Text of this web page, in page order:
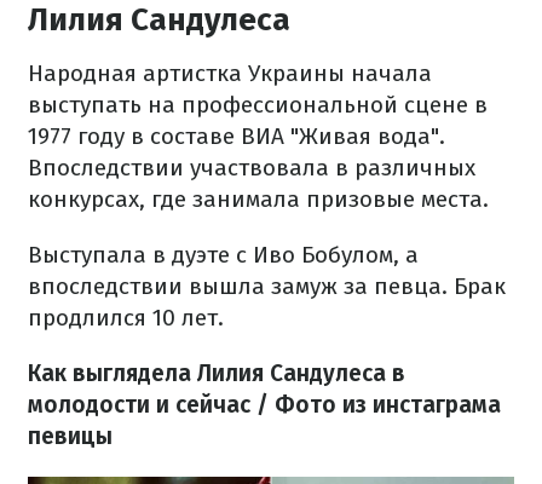
Лилия Сандулеса
Народная артистка Украины начала
выступать на профессиональной сцене в
1977 году в составе ВИА "Живая вода".
Впоследствии участвовала в различных
конкурсах, где занимала призовые места.
Выступала в дуэте с Иво Бобулом, а
впоследствии вышла замуж за певца. Брак
продлился 10 лет.
Как выглядела Лилия Сандулеса в
молодости и сейчас / Фото из инстаграма
певицы